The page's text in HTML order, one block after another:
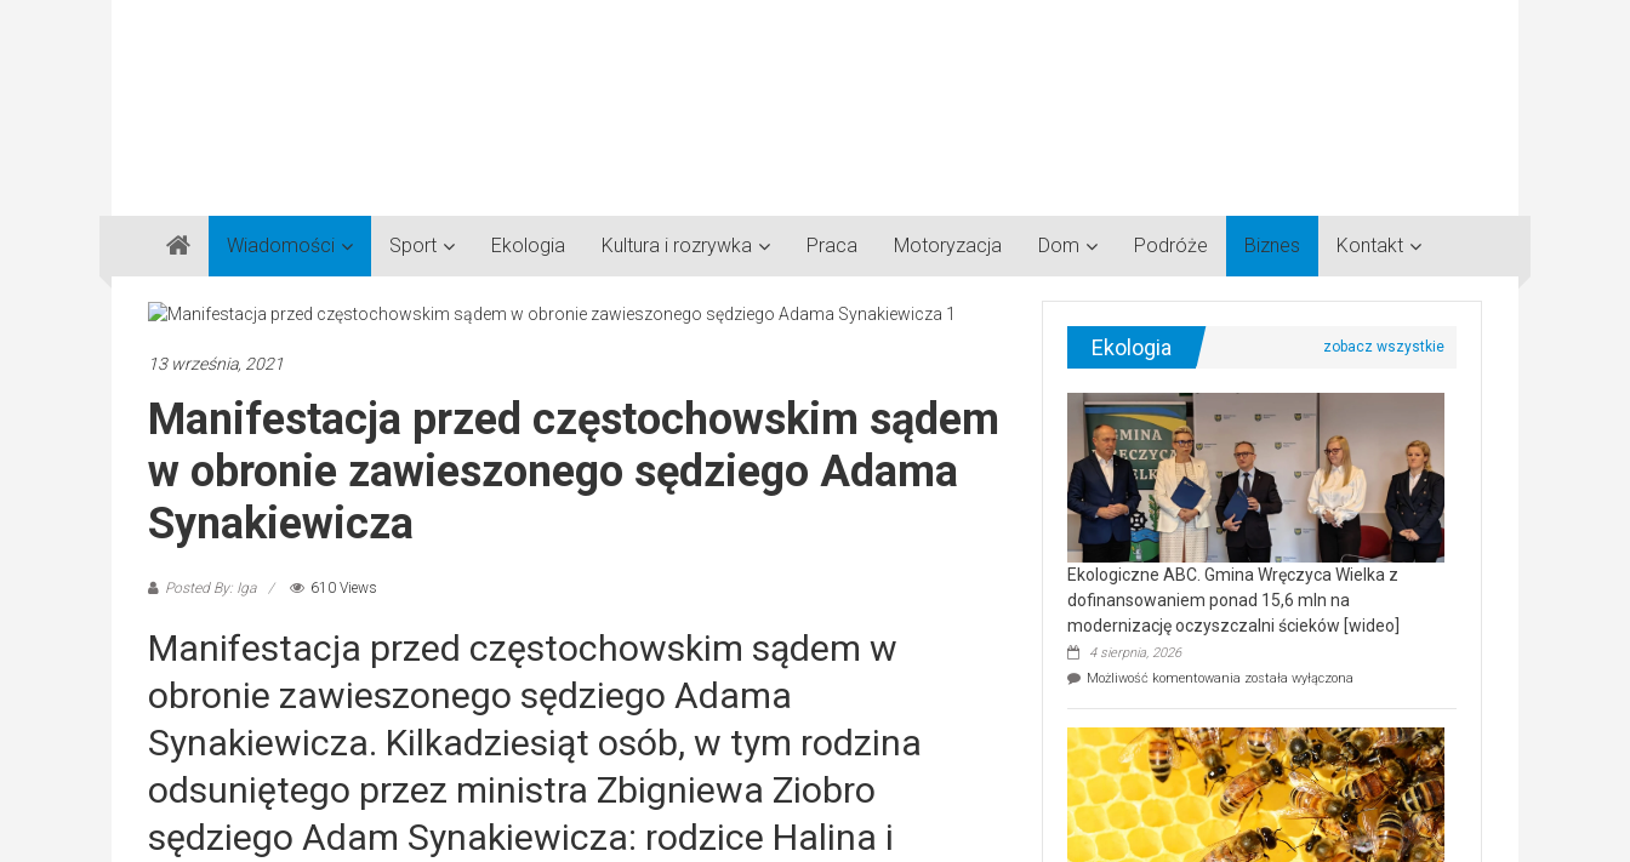
Gazeta
Regionalna
Częstochowa,
Lubliniec,
Wiadomości Sport Ekologia Kultura i rozrywka Praca Motoryzacja Dom Podróże Biznes Kontakt
13 września, 2021
Manifestacja przed częstochowskim sądem
w obronie zawieszonego sędziego Adama
Synakiewicza
Posted By: Iga 610 Views
Manifestacja przed częstochowskim sądem w
obronie zawieszonego sędziego Adama
Synakiewicza. Kilkadziesiąt osób, w tym rodzina
odsuniętego przez ministra Zbigniewa Ziobro
sędziego Adam Synakiewicza: rodzice Halina i
Ekologia
Ekologiczne ABC. Gmina Wręczyca Wielka z
dofinansowaniem ponad 15,6 mln na
modernizację oczyszczalni ścieków [wideo]
4 sierpnia, 2026
Możliwość komentowania Ekologiczne
Wręczyca
Wielka
z
dofinansowaniem
ponad
15,6
mln
została wyłączona